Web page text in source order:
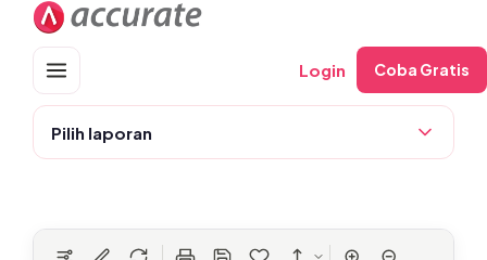
content
Login Coba Gratis
Pilih laporan